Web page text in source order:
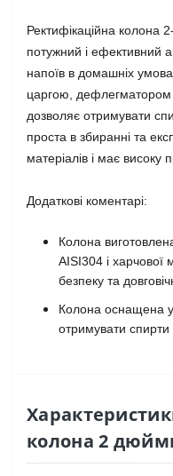
Ректифікаційна
потужний і ефективний
напоїв в домашніх
царгою, дефлегматором
дозволяє отримувати
проста в збиранні та
матеріалів і має високу
Додаткові коментарі:
Колона
AISI304 і харчової
безпеку та
Колона оснащена
отримувати спирти
колона 2